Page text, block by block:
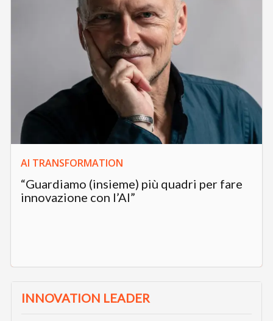
AI TRANSFORMATION
“Guardiamo (insieme) più quadri per fare
innovazione con l’AI”
INNOVATION LEADER